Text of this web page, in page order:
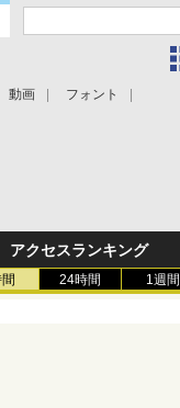
動画 フォント
アクセスランキング
24時間 1週間